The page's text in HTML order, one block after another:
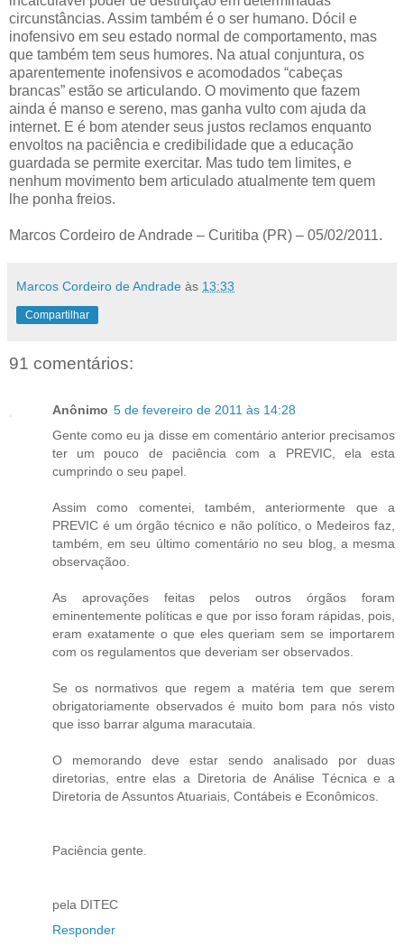
circunstâncias. Assim também é o ser humano. Dócil e
inofensivo em seu estado normal de comportamento, mas
que também tem seus humores. Na atual conjuntura, os
aparentemente inofensivos e acomodados “cabeças
brancas” estão se articulando. O movimento que fazem
ainda é manso e sereno, mas ganha vulto com ajuda da
internet. E é bom atender seus justos reclamos enquanto
envoltos na paciência e credibilidade que a educação
guardada se permite exercitar. Mas tudo tem limites, e
nenhum movimento bem articulado atualmente tem quem
lhe ponha freios.
Marcos Cordeiro de Andrade – Curitiba (PR) – 05/02/2011.
Marcos Cordeiro de Andrade às 13:33
Compartilhar
91 comentários:
Anônimo 5 de fevereiro de 2011 às 14:28
Gente como eu ja disse em comentário anterior precisamos
ter um pouco de paciência com a PREVIC, ela esta
cumprindo o seu papel.
Assim como comentei, também, anteriormente que a
PREVIC é um órgão técnico e não político, o Medeiros faz,
também, em seu último comentário no seu blog, a mesma
observaçãoo.
As aprovações feitas pelos outros órgãos foram
eminentemente políticas e que por isso foram rápidas, pois,
eram exatamente o que eles queriam sem se importarem
com os regulamentos que deveriam ser observados.
Se os normativos que regem a matéria tem que serem
obrigatoriamente observados é muito bom para nós visto
que isso barrar alguma maracutaia.
O memorando deve estar sendo analisado por duas
diretorias, entre elas a Diretoria de Análise Técnica e a
Diretoria de Assuntos Atuariais, Contábeis e Econômicos.
Paciência gente.
pela DITEC
Responder